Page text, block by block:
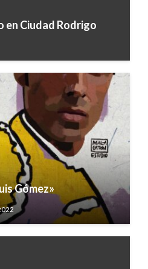
en Ciudad Rodrigo
Gómez»